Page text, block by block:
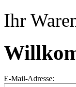
Ihr
E-Mail-Adresse: